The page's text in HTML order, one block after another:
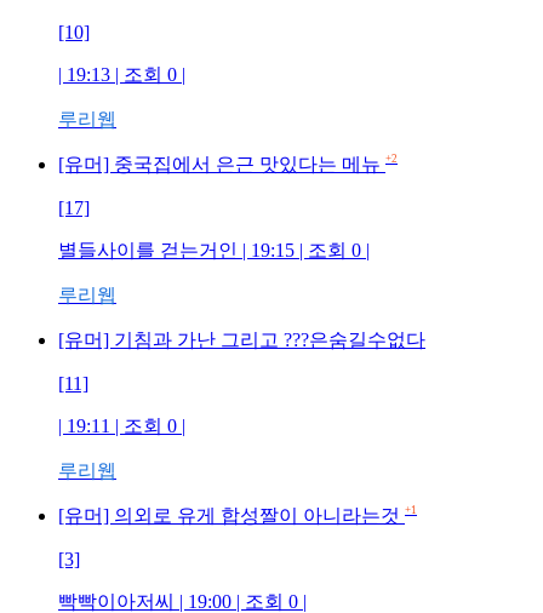
[10]
| 19:13 | 조회 0 |
루리웹
[유머] 중국집에서 은근 맛있다는 메뉴 +2
[17]
별들사이를 걷는거인 | 19:15 | 조회 0 |
루리웹
[유머] 기침과 가난 그리고 ???은숨길수없다
[11]
| 19:11 | 조회 0 |
루리웹
[유머] 의외로 유게 합성짤이 아니라는것 +1
[3]
빡빡이아저씨 | 19:00 | 조회 0 |